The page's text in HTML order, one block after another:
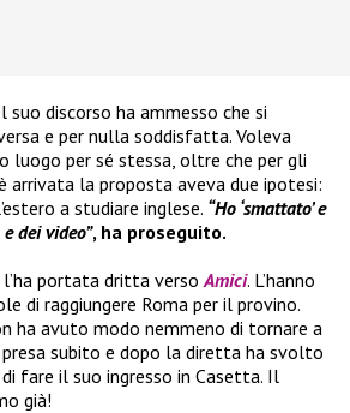
suo discorso ha ammesso che si
e per nulla soddisfatta. Voleva
luogo per sé stessa, oltre che per gli
arrivata la proposta aveva due ipotesi:
a studiare inglese. “Ho ‘smattato’ e
dei video”, ha proseguito.
l’ha portata dritta verso Amici. L’hanno
di raggiungere Roma per il provino.
ha avuto modo nemmeno di tornare a
presa subito e dopo la diretta ha svolto
fare il suo ingresso in Casetta. Il
già!